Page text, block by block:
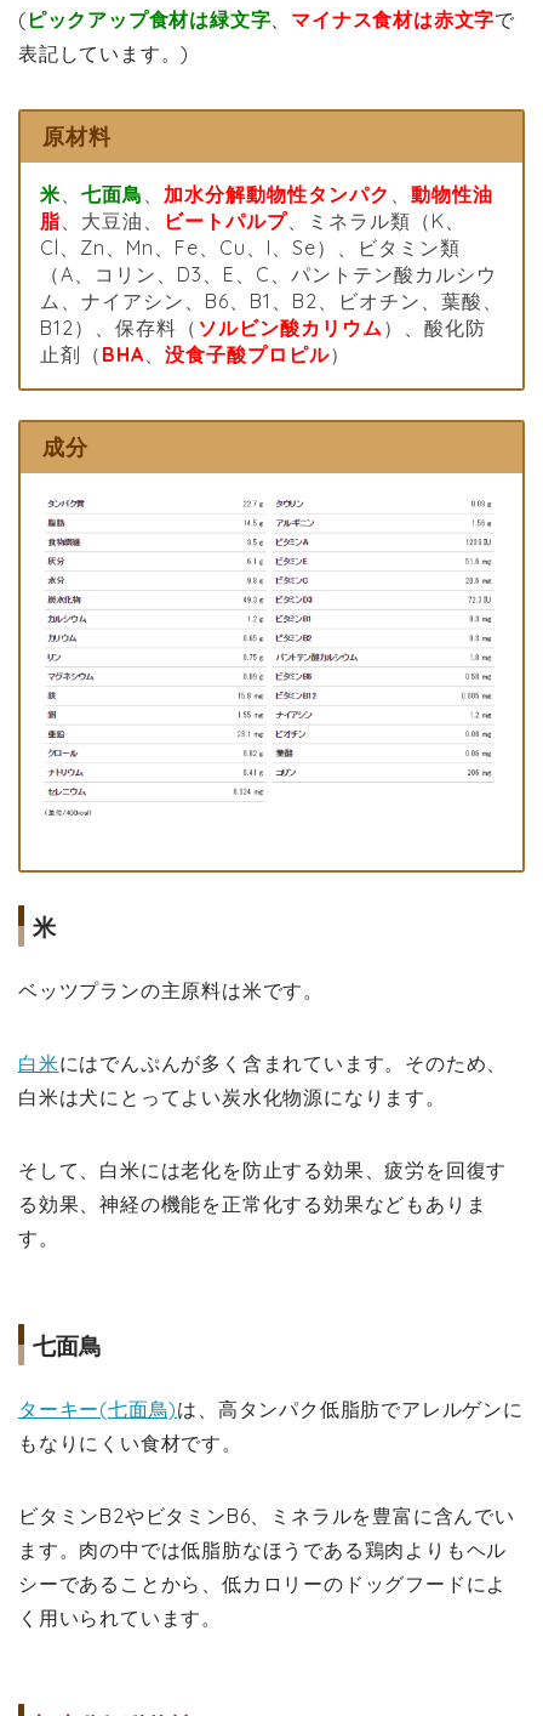
( ピックアップ食材は緑文字、 マイナス食材は赤文字で
表記しています。)
原材料
米、 七面鳥 、 加水分解動物性タンパク 、 動物性油
脂、大豆油、 ビートパルプ、ミネラル類（K、
Cl、Zn、Mn、Fe、Cu、I、Se）、ビタミン類
（A、コリン、D3、E、C、パントテン酸カルシウ
ム、ナイアシン、B6、B1、B2、ビオチン、葉酸、
B12）、保存料（ ソルビン酸カリウム）、酸化防
止剤（ BHA、 没食子酸プロピル）
成分
米
ベッツプランの主原料は米です。
白米にはでんぷんが多く含まれています。そのため、
白米は犬にとってよい炭水化物源になります。
そして、白米には老化を防止する効果、疲労を回復す
る効果、神経の機能を正常化する効果などもありま
す。
七面鳥
ターキー(七面鳥)は、高タンパク低脂肪でアレルゲンに
もなりにくい食材です。
ビタミンB2やビタミンB6、ミネラルを豊富に含んでい
ます。肉の中では低脂肪なほうである鶏肉よりもヘル
シーであることから、低カロリーのドッグフードによ
く用いられています。